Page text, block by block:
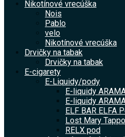
Nikotínové vrecúška
Nois
Pablo
velo
Nikotínové vrecúška
Drvičky na tabak
Drvičky na tabak
E-cigarety
E-Liquidy/pody
E-liquidy
E-liquidy
ELF BAR ELFA
Lost Mary
RELX pod